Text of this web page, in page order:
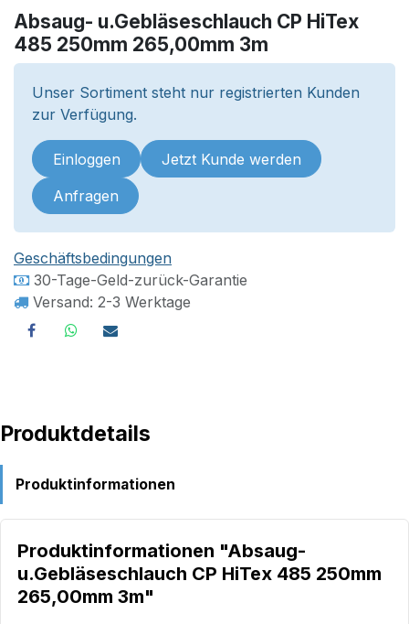
Absaug- u.Gebläseschlauch CP HiTex
485 250mm 265,00mm 3m
Unser Sortiment steht nur registrierten Kunden
zur Verfügung.
Einloggen Jetzt Kunde werden
Anfragen
Geschäftsbedingungen
30-Tage-Geld-zurück-Garantie
Versand: 2-3 Werktage
Produktdetails
Produktinformationen
Produktinformationen "Absaug-
u.Gebläseschlauch CP HiTex 485 250mm
265,00mm 3m"